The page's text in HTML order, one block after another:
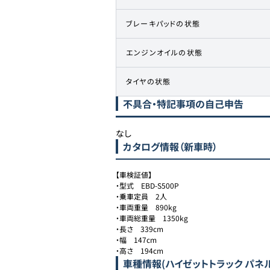
ブレーキパッドの状態
エンジンオイルの状態
タイヤの状態
不具合・特記事項の自己申告
なし
カタログ情報（新車時）
【車検証値】
・型式　EBD-S500P
・乗車定員　2人
・車両重量　890kg
・車両総重量　1350kg
・長さ　339cm
・幅　147cm
・高さ　194cm
車種情報(ハイゼットトラック パネ